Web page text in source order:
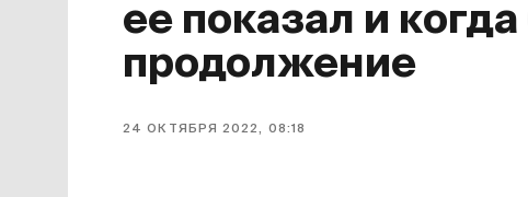
ее показал и когда
продолжение
24 ОКТЯБРЯ 2022, 08:18